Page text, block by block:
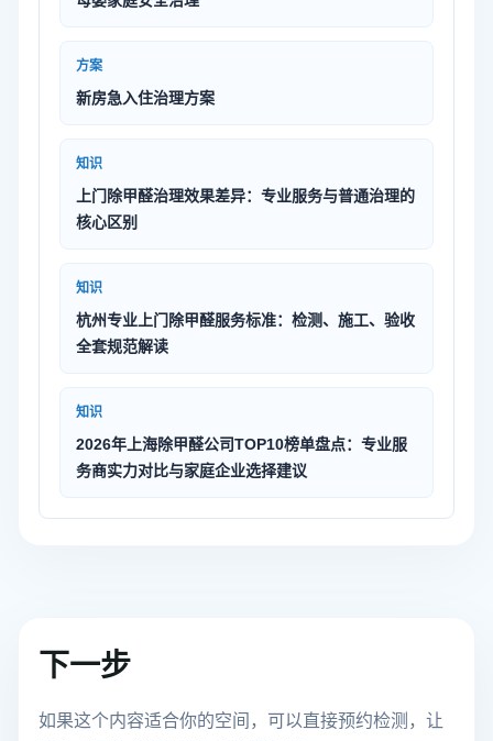
方案
新房急入住治理方案
知识
上门除甲醛治理效果差异：专业服务与普通治理的
核心区别
知识
杭州专业上门除甲醛服务标准：检测、施工、验收
全套规范解读
知识
2026年上海除甲醛公司TOP10榜单盘点：专业服
务商实力对比与家庭企业选择建议
下一步
如果这个内容适合你的空间，可以直接预约检测，让